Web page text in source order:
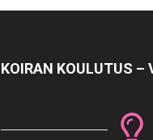
KOIRAN KOULUTUS –